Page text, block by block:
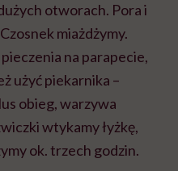
otworach. Pora i
miażdżymy.
na parapecie,
użyć piekarnika –
obieg, warzywa
wtykamy łyżkę,
ok. trzech godzin.